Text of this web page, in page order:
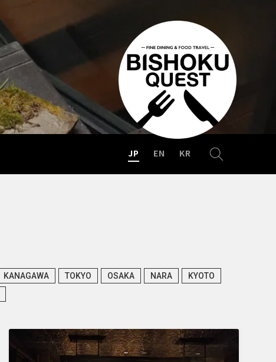
EN
JP KR
KANAGAWA TOKYO OSAKA NARA
KYOTO